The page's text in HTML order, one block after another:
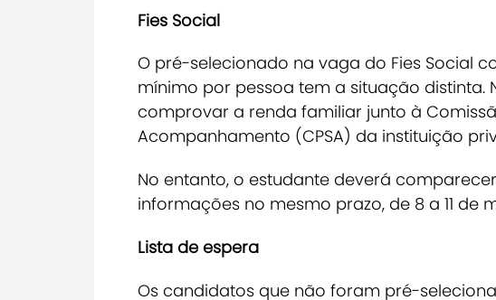
Fies Social
O pré-selecionado na vaga do Fies Social
mínimo por pessoa tem a situação distinta.
comprovar a renda familiar junto à
Acompanhamento (CPSA) da instituição
No entanto, o estudante deverá
informações no mesmo prazo, de 8 a 11 de
Lista de espera
Os candidatos que não foram pré-